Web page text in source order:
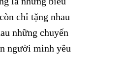
chỉ tặng nhau
những chuyến
người mình yêu